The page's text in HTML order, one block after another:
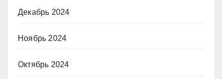
Декабрь 2024
Ноябрь 2024
Октябрь 2024